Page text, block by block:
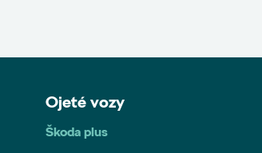
Ojeté vozy
Škoda plus